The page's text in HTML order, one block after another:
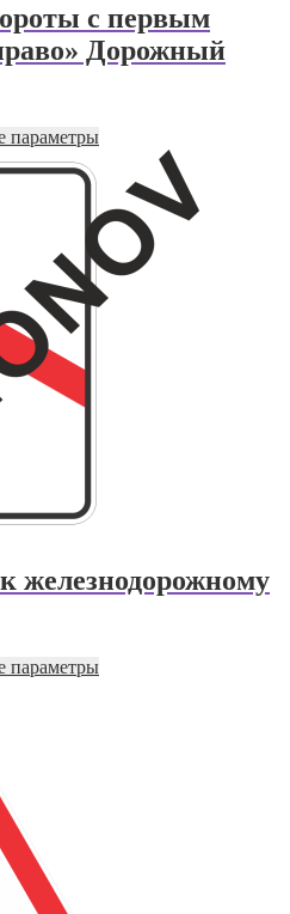
с первым
Дорожный
параметрыЭтот
несколько
вариаций.
Опции
можно
выбрать
на
железнодорожному
параметрыЭтот